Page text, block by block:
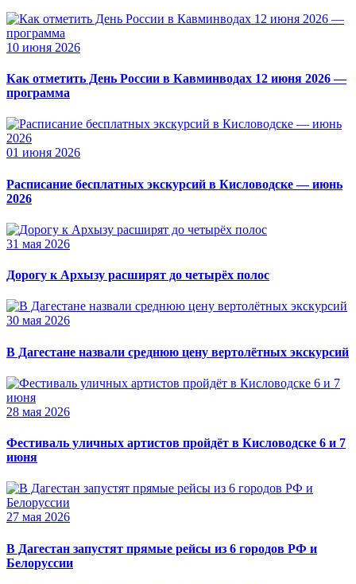
10 июня 2026
Как отметить День России в Кавминводах 12 июня 2026 —
программа
01 июня 2026
Расписание бесплатных экскурсий в Кисловодске — июнь
2026
31 мая 2026
Дорогу к Архызу расширят до четырёх полос
30 мая 2026
В Дагестане назвали среднюю цену вертолётных экскурсий
28 мая 2026
Фестиваль уличных артистов пройдёт в Кисловодске 6 и 7
июня
27 мая 2026
В Дагестан запустят прямые рейсы из 6 городов РФ и
Белоруссии